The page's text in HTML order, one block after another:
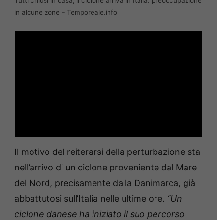
in alcune zone – Temporeale.info
Il motivo del reiterarsi della perturbazione sta
nell’arrivo di un ciclone proveniente dal Mare
del Nord, precisamente dalla Danimarca, già
abbattutosi sull’Italia nelle ultime ore. “Un
ciclone danese ha iniziato il suo percorso